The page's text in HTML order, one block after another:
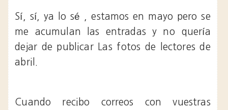
Sí, sí, ya lo sé , estamos en mayo pero se
me acumulan las entradas y no quería
dejar de publicar Las fotos de lectores de
abril.
Cuando recibo correos con vuestras